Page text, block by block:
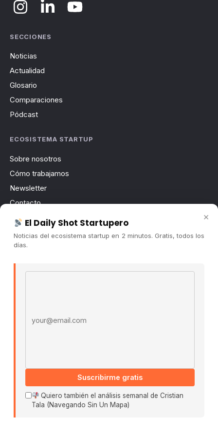
SECCIONES
Noticias
Actualidad
Glosario
Comparaciones
Pódcast
ECOSISTEMA STARTUP
Sobre nosotros
Cómo trabajamos
Newsletter
Contacto
Publicidad
Convocatorias
×
El Daily Shot Startupero
Noticias del ecosistema startup en 2 minutos. Gratis, todos los
días.
Suscribirme gratis
Quiero también el análisis semanal de Cristian
Tala (Navegando Sin Un Mapa)
Buscar: